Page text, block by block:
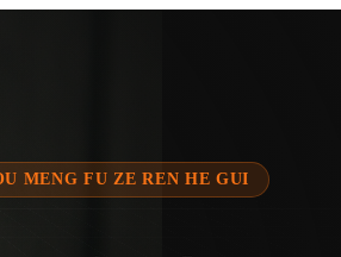
MENG FU ZE REN HE GUI